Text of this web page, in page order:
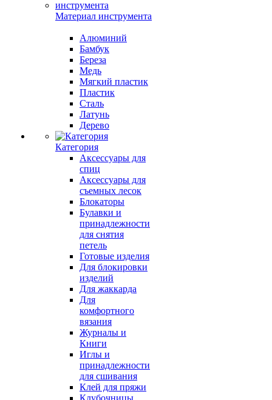
Материал инструмента
Алюминий
Бамбук
Береза
Медь
Мягкий пластик
Пластик
Сталь
Латунь
Дерево
Категория
Аксессуары для
спиц
Аксессуары для
съемных лесок
Блокаторы
Булавки и
принадлежности
для снятия
петель
Готовые изделия
Для блокировки
изделий
Для жаккарда
Для
комфортного
вязания
Журналы и
Книги
Иглы и
принадлежности
для сшивания
Клей для пряжи
Клубочницы